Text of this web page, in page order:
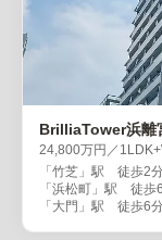
BrilliaTower浜離
24,800万円／
「竹芝」駅 徒歩2
「浜松町」駅 徒歩
「大門」駅 徒歩6